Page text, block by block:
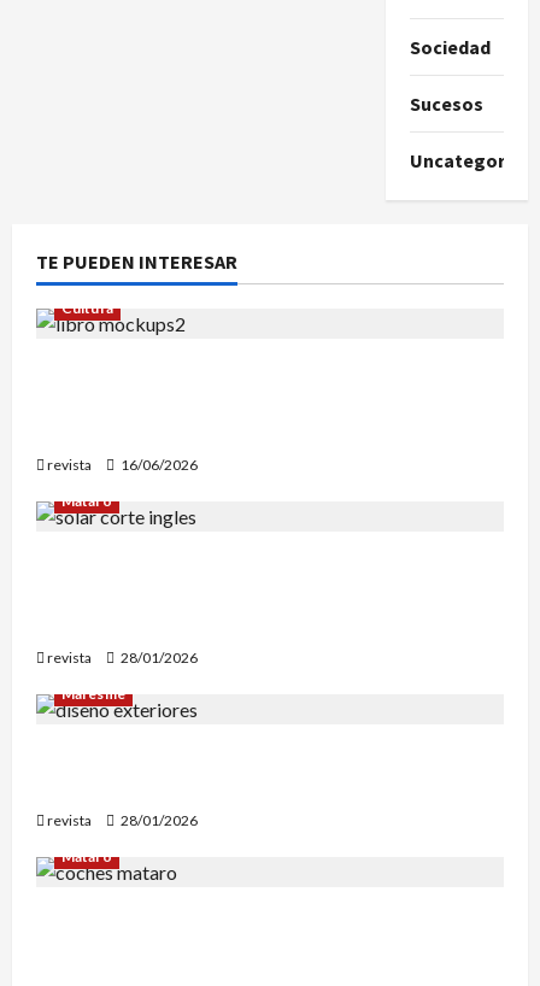
Sociedad
Sucesos
Uncategorized
TE PUEDEN INTERESAR
Cultura
revista
16/06/2026
Mataró
revista
28/01/2026
Maresme
revista
28/01/2026
Mataró